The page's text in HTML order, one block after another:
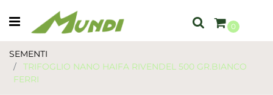
Open menu
0
SEMENTI
TRIFOGLIO NANO HAIFA RIVENDEL 500 GR.BIANCO
FERRI